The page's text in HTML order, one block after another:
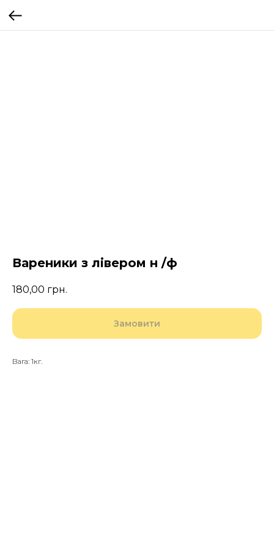
Вареники з лівером н /ф
180,00 грн.
Замовити
Вага: 1кг.